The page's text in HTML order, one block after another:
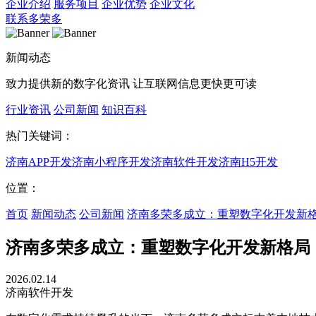
企业介绍 服务项目 企业优势 企业文化
联系多荣多
新闻动态
致力提供新的数字化资讯 让互联网信息更快更可读
行业资讯 公司新闻 知识百科
热门关键词：
济南APP开发济南小程序开发济南软件开发济南H5开发
位置：
首页 新闻动态 公司新闻 济南多荣多成立：重塑数字化开发新
济南多荣多成立：重塑数字化开发新格局
2026.02.14
济南软件开发